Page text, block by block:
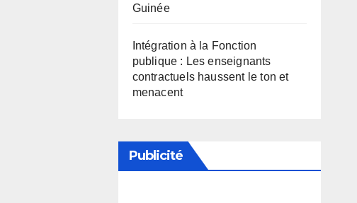
Guinée
Intégration à la Fonction
publique : Les enseignants
contractuels haussent le ton et
menacent
Publicité